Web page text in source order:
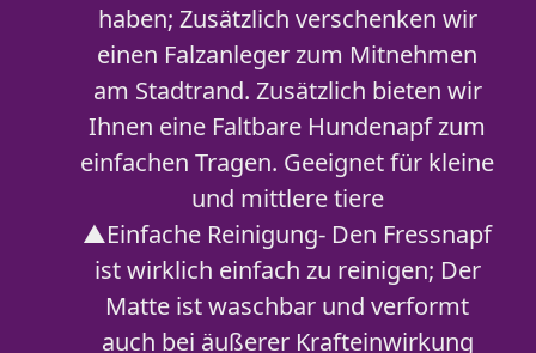
haben; Zusätzlich verschenken wir
einen Falzanleger zum Mitnehmen
am Stadtrand. Zusätzlich bieten wir
Ihnen eine Faltbare Hundenapf zum
einfachen Tragen. Geeignet für kleine
und mittlere tiere
▲Einfache Reinigung- Den Fressnapf
ist wirklich einfach zu reinigen; Der
Matte ist waschbar und verformt
auch bei äußerer Krafteinwirkung